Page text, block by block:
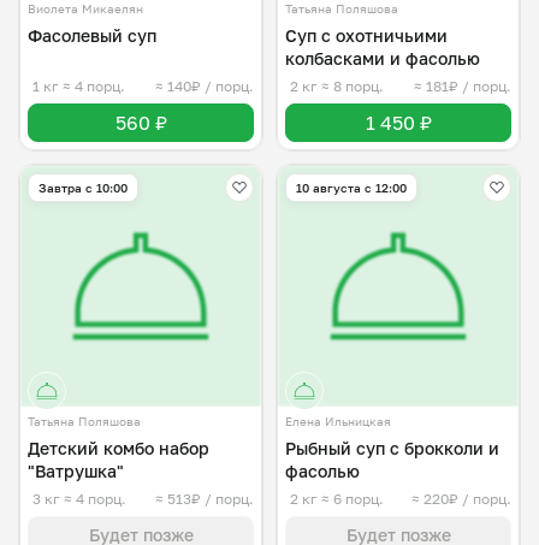
Виолета Микаелян
Фасолевый суп
1 кг ≈ 4 порц. ≈ 140₽ / порц.
560 ₽
Татьяна Поляшова
Суп с охотничьими
колбасками и фасолью
2 кг ≈ 8 порц. ≈ 181₽ / порц.
1 450 ₽
Завтра c 10:00
Татьяна Поляшова
Детский комбо набор
"Ватрушка"
3 кг ≈ 4 порц. ≈ 513₽ / порц.
Будет позже
10 августа с 12:00
Елена Ильницкая
Рыбный суп с брокколи и
фасолью
2 кг ≈ 6 порц. ≈ 220₽ / порц.
Будет позже